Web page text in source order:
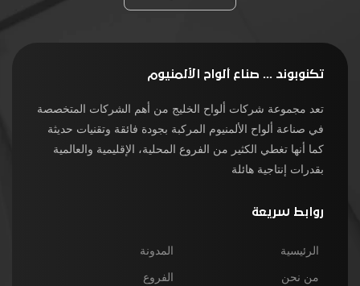
تكنوبوند ... صناع ألواح الألمنيوم
تعد مجموعة شركات ألواح الخليج من أهم الشركات المتخصصة
في صناعة ألواح الألمنيوم المركبة بجودة فائقة وتقنيات حديثة
كما أنها تغطي الكثير من الفروع المحلية، الإقليمية والعالمية
بقدرات إنتاجية هائلة
روابط سريعة
الرئيسية
من نحن
المدونة
الفروع